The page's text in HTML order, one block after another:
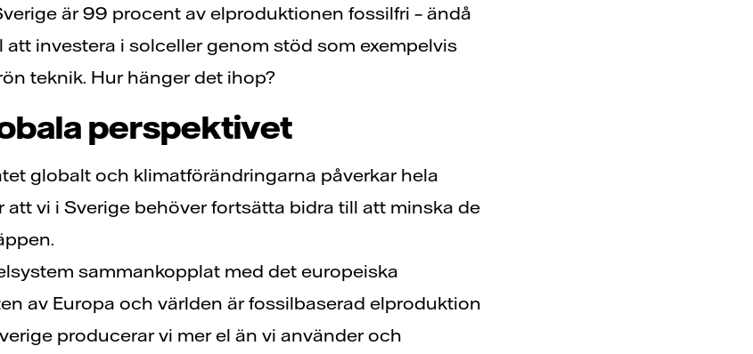
är 99 procent av elproduktionen fossilfri – ändå
investera i solceller genom stöd som exempelvis
teknik. Hur hänger det ihop?
perspektivet
globalt och klimatförändringarna påverkar hela
att vi i Sverige behöver fortsätta bidra till att minska de
sammankopplat med det europeiska
av Europa och världen är fossilbaserad elproduktion
producerar vi mer el än vi använder och